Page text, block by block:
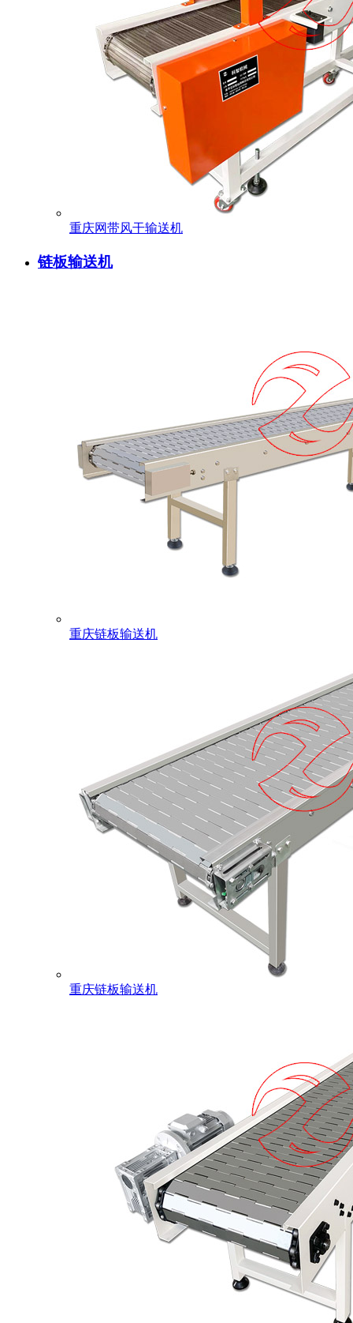
重庆网带风干输送机
链板输送机
重庆链板输送机
重庆链板输送机